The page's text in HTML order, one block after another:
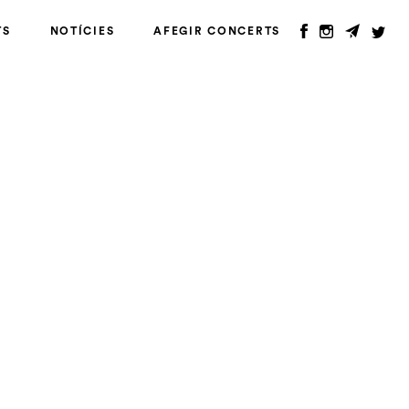
NOTÍCIES AFEGIR CONCERTS